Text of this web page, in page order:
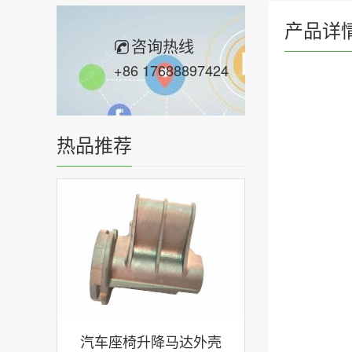
咨询热线
+86 17688897424
热品推荐
汽车座椅升降马达外壳
产品详